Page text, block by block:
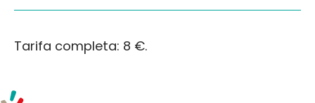
Tarifa completa: 8 €.